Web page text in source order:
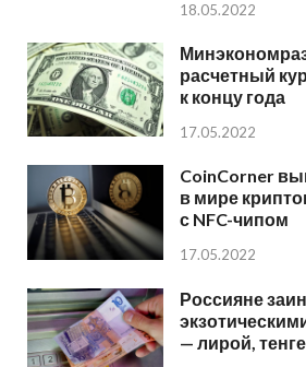
18.05.2022
расчетный
к концу года
17.05.2022
CoinCorner
в мире
с NFC-чипом
17.05.2022
Россияне
— лирой,